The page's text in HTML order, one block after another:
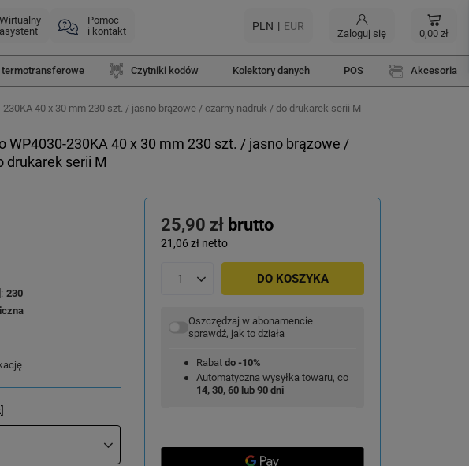
Wirtualny
asystent
Pomoc
i kontakt
PLN EUR
Zaloguj się 0,00 zł
termotransferowe Czytniki kodów Kolektory danych POS Akcesoria
40 x 30 mm 230 szt. / jasno brązowe / czarny nadruk / do drukarek serii M
WP4030-230KA 40 x 30 mm 230 szt. / jasno brązowe /
drukarek serii M
25,90 zł brutto
21,06 zł netto
DO KOSZYKA
Oszczędzaj w abonamencie
sprawdź, jak to działa
Rabat do -10%
Automatyczna wysyłka towaru, co
14, 30, 60 lub 90 dni
230